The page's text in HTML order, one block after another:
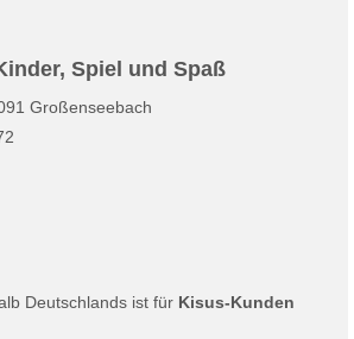
Spiel und Spaß
Großenseebach
Deutschlands ist für Kisus-Kunden